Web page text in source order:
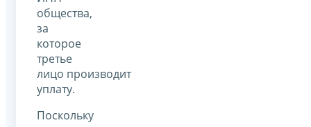
общества,
за
которое
третье
лицо производит
уплату.
Поскольку